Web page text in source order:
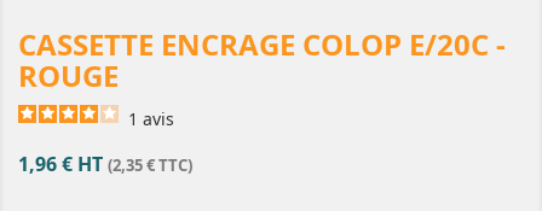
CASSETTE ENCRAGE COLOP E/20C -
ROUGE
1 avis
1,96 € HT (2,35 € TTC)